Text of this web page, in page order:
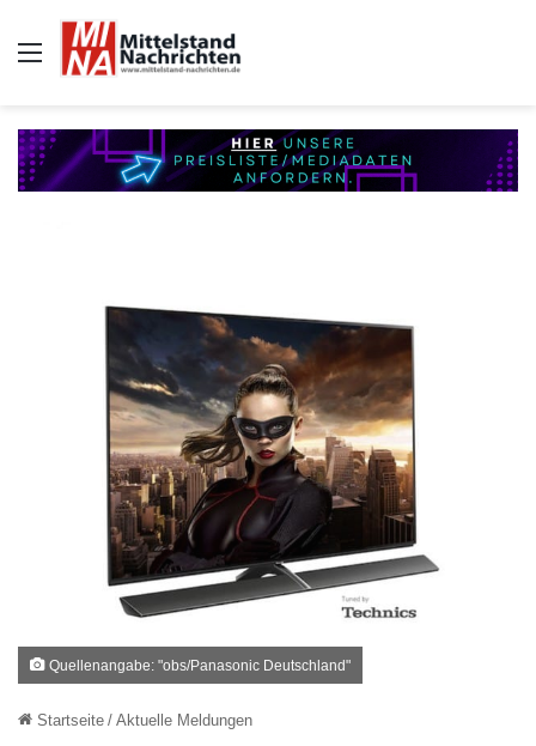
Auswahl
Quellenangabe: "obs/Panasonic Deutschland"
Startseite / Aktuelle Meldungen